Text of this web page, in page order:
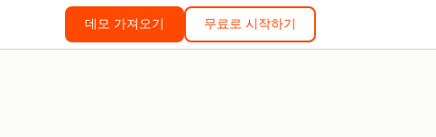
데모 가져오기 무료로 시작하기